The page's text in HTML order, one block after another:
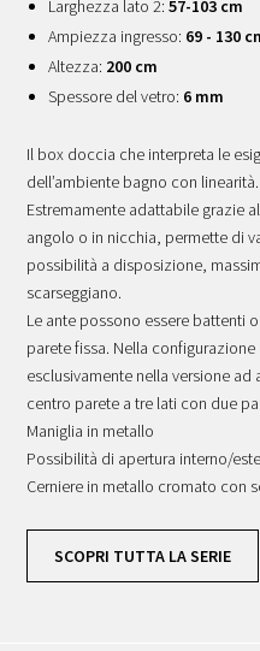
Larghezza lato 2: 57-103 cm
Ampiezza ingresso: 69 - 130
Altezza: 200 cm
Spessore del vetro: 6 mm
Il box doccia che interpreta le
dell’ambiente bagno con linearità.
Estremamente adattabile grazie
angolo o in nicchia, permette di
possibilità a disposizione,
scarseggiano.
Le ante possono essere battenti
parete fissa. Nella
esclusivamente nella versione
centro parete a tre lati con due
Maniglia in metallo
Possibilità di apertura interno/
Cerniere in metallo cromato con
SCOPRI TUTTA LA SERIE